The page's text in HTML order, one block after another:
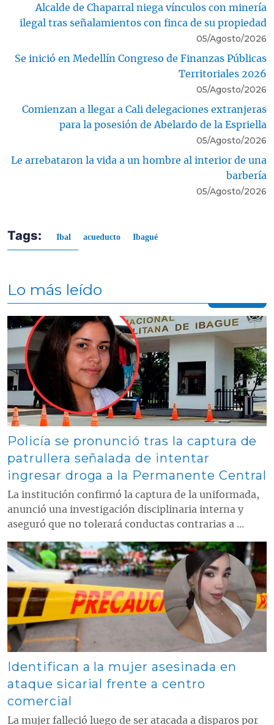
Alcalde de Chaparral niega vínculos con minería
ilegal tras señalamientos con finca de su propiedad
05/Agosto/2026
Se inició en Medellín Congreso de Finanzas Públicas
Territoriales 2026
05/Agosto/2026
Comienzan a llegar a Cali delegaciones extranjeras
para la posesión de Abelardo de la Espriella
05/Agosto/2026
Le arrebataron la vida a un hombre al interior de una
barbería
05/Agosto/2026
Tags: Ibal acueducto Ibagué
Lo más leído
Contenido multimedia principal
Policía se pronunció tras la captura de
patrullera señalada de intentar
ingresar droga a la Permanente Central
La institución confirmó la captura de la uniformada,
anunció una investigación disciplinaria interna y
aseguró que no tolerará conductas contrarias a ...
Contenido multimedia principal
Identifican a la mujer asesinada en
ataque sicarial frente a centro
comercial
La mujer falleció luego de ser atacada a disparos por